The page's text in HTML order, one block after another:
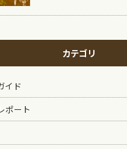
カテゴリ
イド
ポート